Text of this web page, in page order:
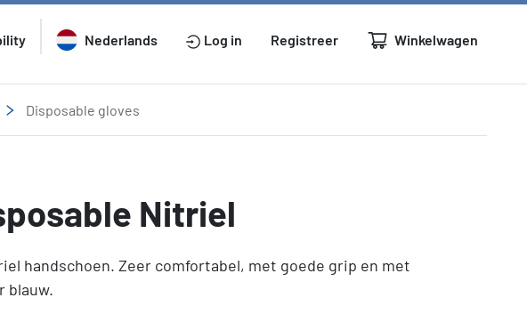
Nederlands Log in Registreer Winkelwagen
Disposable gloves
Nitriel
handschoen. Zeer comfortabel, met goede grip en met
blauw.